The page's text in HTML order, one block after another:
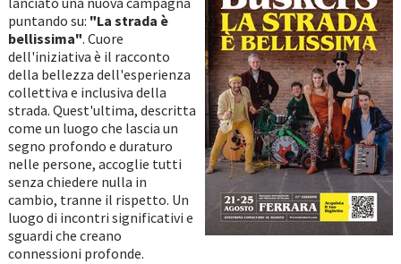
puntando su: "La strada è
bellissima". Cuore
dell'iniziativa è il racconto
della bellezza dell'esperienza
collettiva e inclusiva della
strada. Quest'ultima, descritta
come un luogo che lascia un
segno profondo e duraturo
nelle persone, accoglie tutti
senza chiedere nulla in
cambio, tranne il rispetto. Un
luogo di incontri significativi e
sguardi che creano
connessioni profonde.